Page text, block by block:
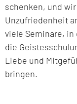
schenken, und
Unzufriedenheit
viele Seminare,
die
Liebe und
bringen.